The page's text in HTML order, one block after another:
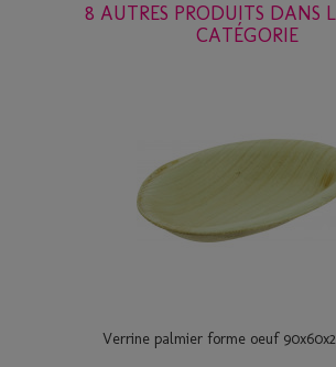
8 AUTRES PRODUITS DANS
CATÉGORIE
Verrine palmier forme oeuf